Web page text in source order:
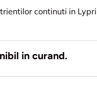
continuti in
in curand.